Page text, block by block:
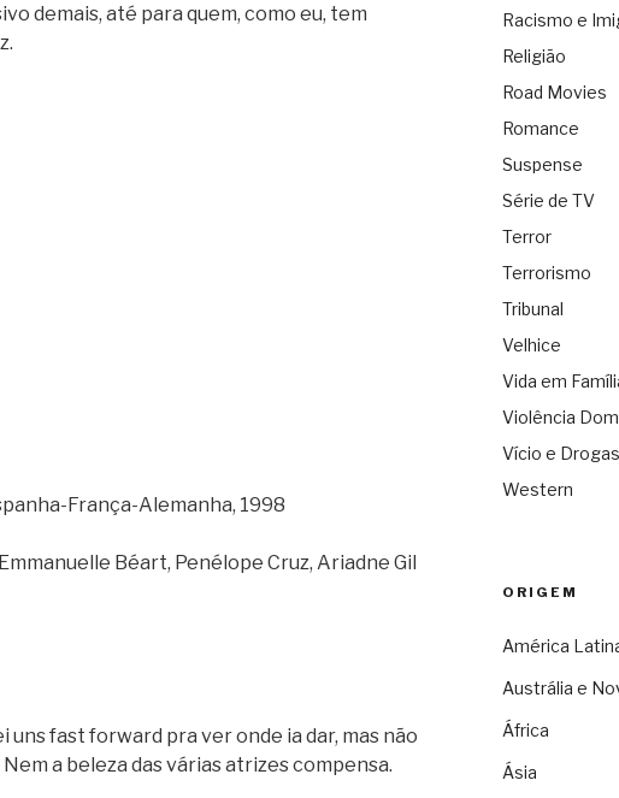
demais, até para quem, como eu, tem
França-Alemanha, 1998
Béart, Penélope Cruz, Ariadne Gil
uns fast forward pra ver onde ia dar, mas não
a beleza das várias atrizes compensa.
Racismo e
Religião
Road Movies
Romance
Suspense
Série de TV
Terror
Terrorismo
Tribunal
Velhice
Vida em
Violência
Vício e Drogas
Western
ORIGEM
América
Austrália e
África
Ásia